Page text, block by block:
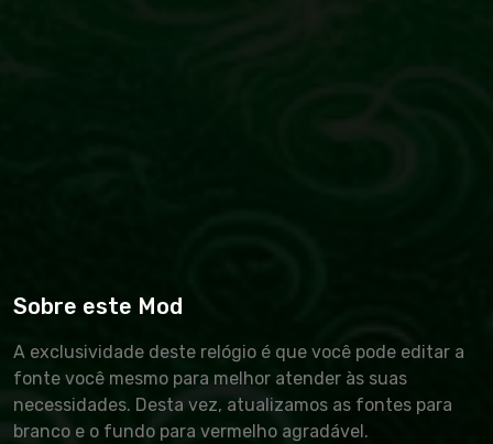
Sobre este Mod
A exclusividade deste relógio é que você pode editar a
fonte você mesmo para melhor atender às suas
necessidades. Desta vez, atualizamos as fontes para
branco e o fundo para vermelho agradável.